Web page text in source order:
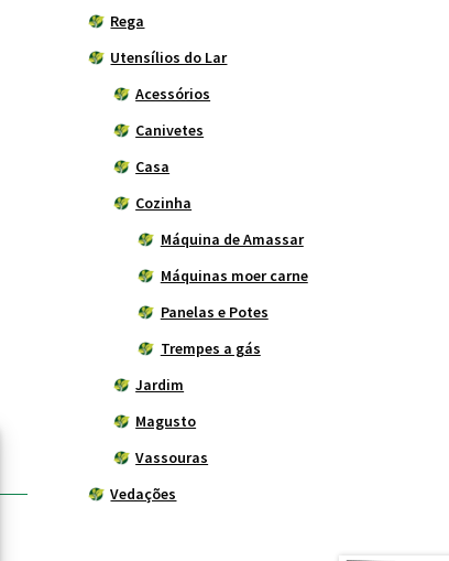
Rega
Utensílios do Lar
Acessórios
Canivetes
Casa
Cozinha
Máquina de Amassar
Máquinas moer carne
Panelas e Potes
Trempes a gás
Jardim
Magusto
Vassouras
Vedações